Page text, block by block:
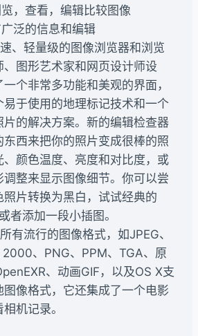
，查看，编辑比较图像
泛的信息和编辑
、轻量级的图像浏览器和浏览
、图形艺术家和网页设计师设
个非常多功能和美观的界面，
易于使用的地理标记技术和一个
片的解决方案。新的编辑检查器
东西来把你的照片变成很棒的照
、颜色温度、亮度和对比度，或
调整来显示图像细节。你可以尝
照片转换为黑白，试试经典的
者添加一段小插图。
有流行的图像格式，如JPEG、
2000、PNG、PPM、TGA、原
、动画GIF，以及OS X支
图像格式，它还集成了一个电影
机记录。